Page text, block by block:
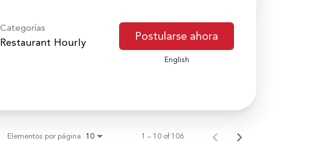
Categorías
Restaurant Hourly Postularse ahora
English
Elementos por página 10 1 – 10 of 106